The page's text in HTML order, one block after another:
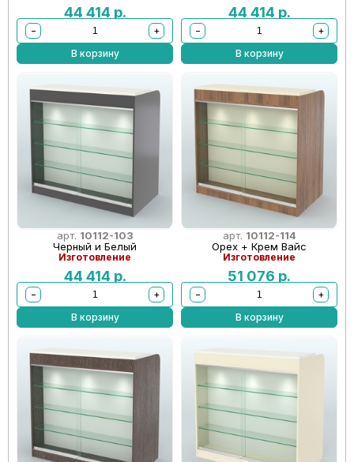
44 414 р.
−
+
В корзину
44 414 р.
−
+
В корзину
арт. 10112-103
Черный и Белый
Изготовление
44 414 р.
−
+
В корзину
арт. 10112-114
Орех + Крем Вайс
Изготовление
51 076 р.
−
+
В корзину